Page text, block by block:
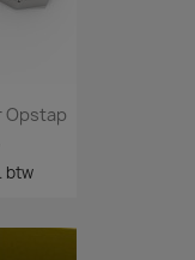
Opstap
btw